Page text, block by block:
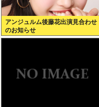
アンジュルム後藤花出演見合わせ
のお知らせ